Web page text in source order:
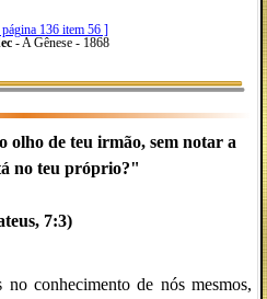
136 item 56 ]
- A Gênese - 1868
olho de teu irmão, sem notar a
no teu próprio?"
7:3)
no conhecimento de nós mesmos,